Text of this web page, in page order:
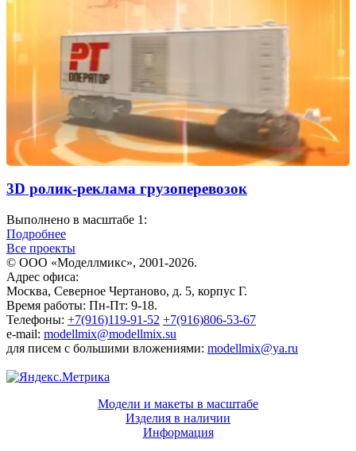
3D ролик-реклама грузоперевозок
Выполнено в масштабе 1:
Подробнее
Все проекты
© ООО «Моделлмикс», 2001-2026.
Адрес офиса:
Москва, Северное Чертаново, д. 5, корпус Г.
Время работы: Пн-Пт: 9-18.
Телефоны: +7(916)119-91-52 +7(916)806-53-67
e-mail: modellmix@modellmix.su
для писем с большими вложениями: modellmix@ya.ru
Модели и макеты в масштабе
Изделия в наличии
Информация